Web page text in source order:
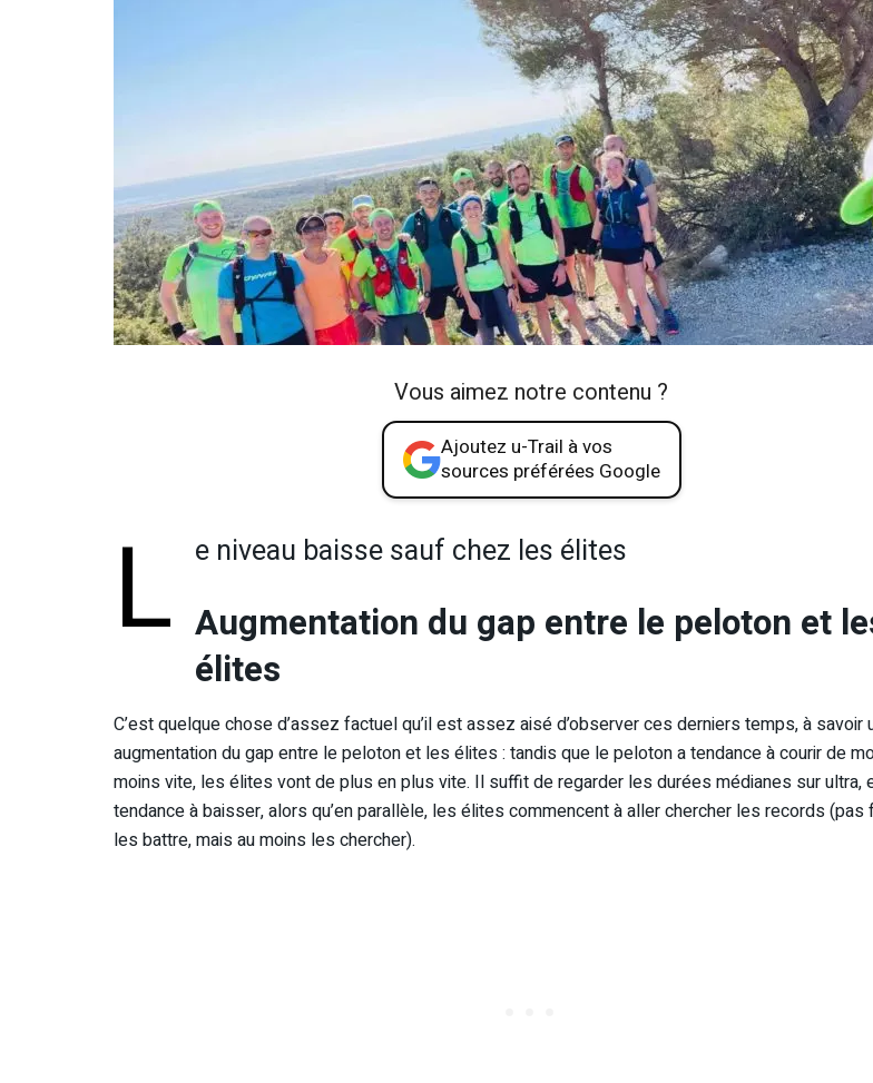
Vous aimez notre contenu ?
Ajoutez u-Trail à vos
sources préférées Google
L e niveau baisse sauf chez les élites
Augmentation du gap entre le peloton et
élites
C’est quelque chose d’assez factuel qu’il est assez aisé d’observer ces derniers temps, à savoir
augmentation du gap entre le peloton et les élites : tandis que le peloton a tendance à courir de
moins vite, les élites vont de plus en plus vite. Il suffit de regarder les durées médianes sur ultra,
tendance à baisser, alors qu’en parallèle, les élites commencent à aller chercher les records (pas
les battre, mais au moins les chercher).